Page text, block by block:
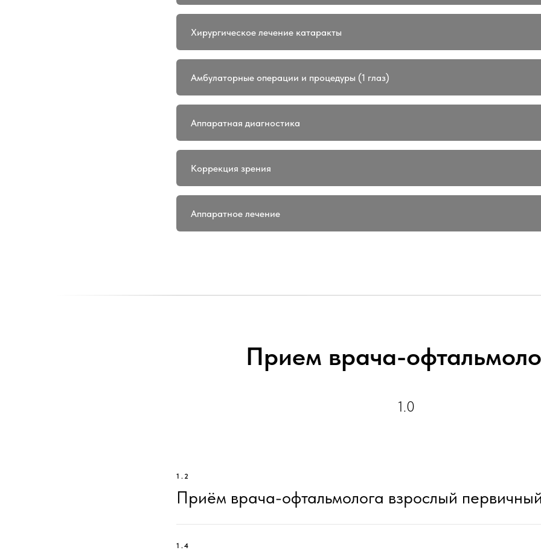
Хирургическое лечение катаракты
Амбулаторные операции и процедуры (1 глаз)
Аппаратная диагностика
Коррекция зрения
Аппаратное лечение
Прием врача-
1.0
1.2
Приём врача-офтальмолога взрослый
1.4